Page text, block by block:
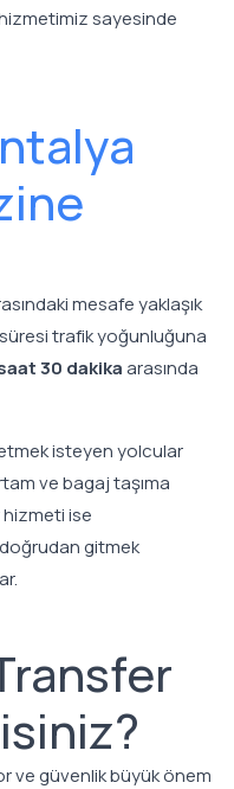
sayesinde
mesafe yaklaşık
trafik yoğunluğuna
30 dakikaarasında
isteyen yolcular
ve bagaj taşıma
hizmeti ise
gitmek
ve güvenlik büyük önem